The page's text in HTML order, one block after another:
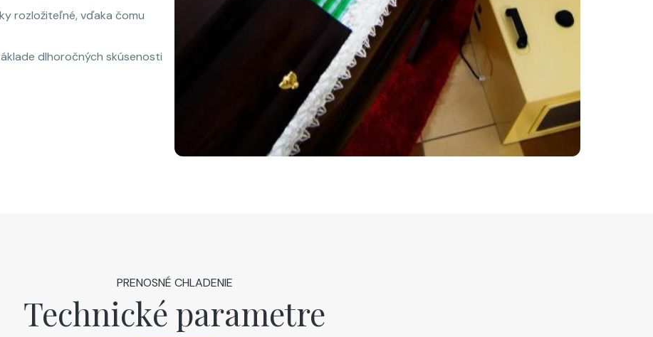
rozložiteľné, vďaka čomu
dlhoročných skúsenosti
PRENOSNÉ CHLADENIE
Technické parametre